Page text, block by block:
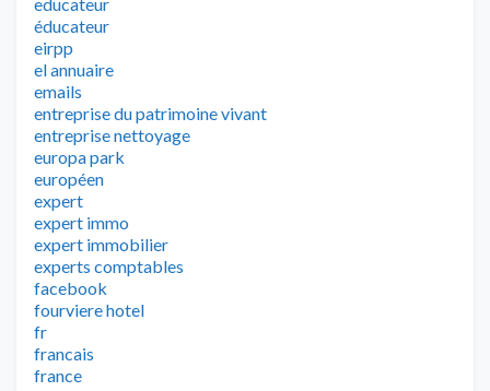
éducateur
eirpp
el annuaire
emails
entreprise du patrimoine vivant
entreprise nettoyage
europa park
européen
expert
expert immo
expert immobilier
experts comptables
facebook
fourviere hotel
fr
francais
france